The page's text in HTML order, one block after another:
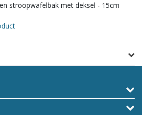
stroopwafelbak met deksel - 15cm